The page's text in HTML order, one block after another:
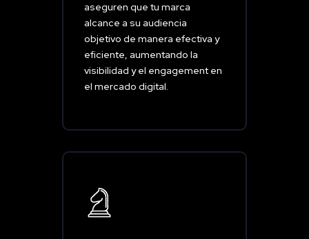
aseguren que tu marca
alcance a su audiencia
objetivo de manera efectiva y
eficiente, aumentando la
visibilidad y el engagement en
el mercado digital.